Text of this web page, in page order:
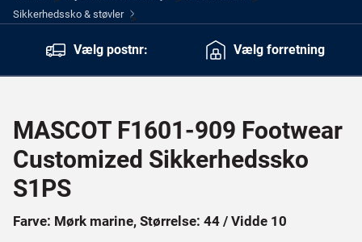
Sikkerhedssko & støvler >
Vælg postnr:
Vælg forretning
MASCOT F1601-909 Footwear
Customized Sikkerhedssko
S1PS
Farve: Mørk marine, Størrelse: 44 / Vidde 10